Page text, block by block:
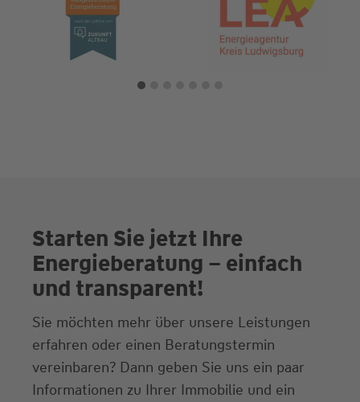
Starten Sie jetzt Ihre
Energieberatung – einfach
und transparent!
Sie möchten mehr über unsere Leistungen
erfahren oder einen Beratungstermin
vereinbaren? Dann geben Sie uns ein paar
Informationen zu Ihrer Immobilie und ein